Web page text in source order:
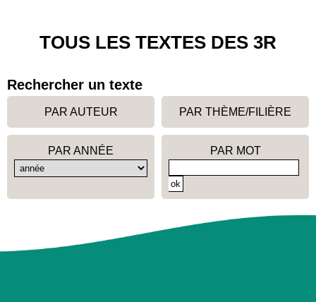
TOUS LES TEXTES DES 3R
Rechercher un texte
PAR AUTEUR PAR THÈME/FILIÈRE
PAR ANNÉE PAR MOT